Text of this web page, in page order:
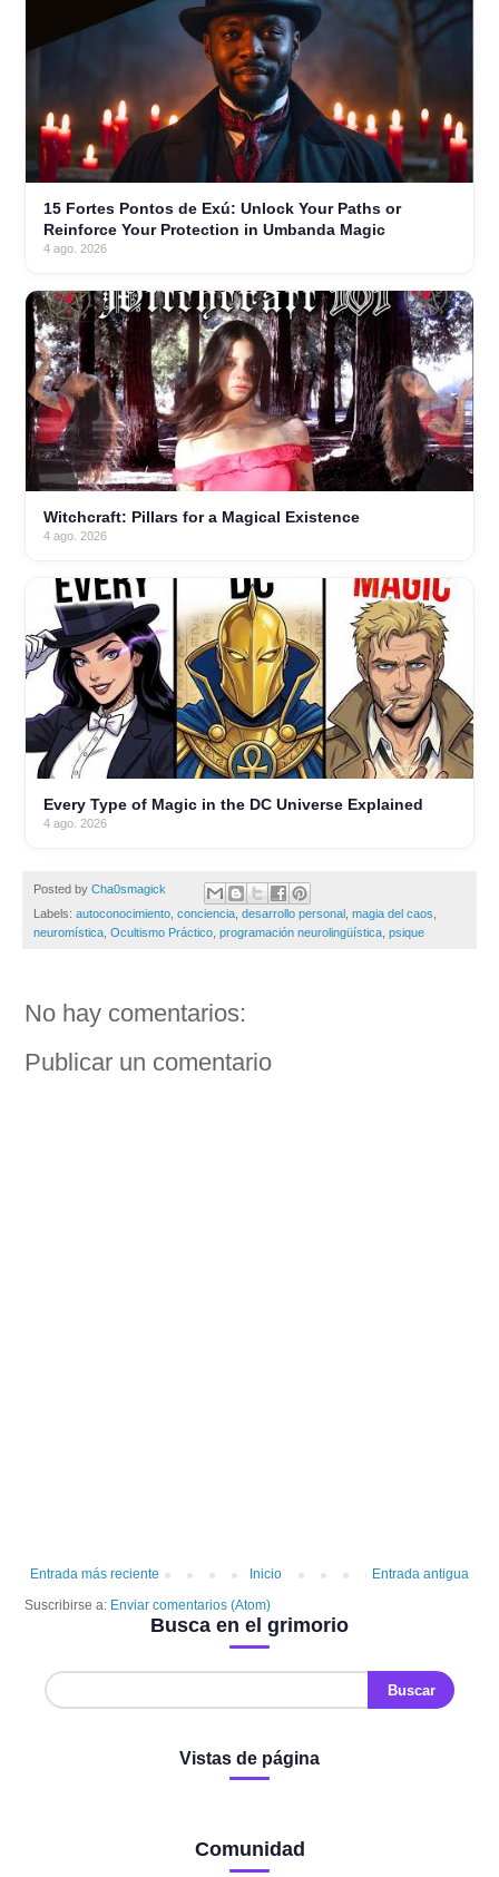
15 Fortes Pontos de Exú: Unlock Your Paths or
Reinforce Your Protection in Umbanda Magic
4 ago. 2026
Witchcraft: Pillars for a Magical Existence
4 ago. 2026
Every Type of Magic in the DC Universe Explained
4 ago. 2026
Posted by Cha0smagick
Labels: autoconocimiento conciencia desarrollo personal magia del caos
neuromística Ocultismo Práctico programación neurolingüística psique
No hay comentarios:
Publicar un comentario
Entrada más reciente Entrada antigua
Inicio
Suscribirse a: Enviar comentarios (Atom)
Busca en el grimorio
Vistas de página
Comunidad